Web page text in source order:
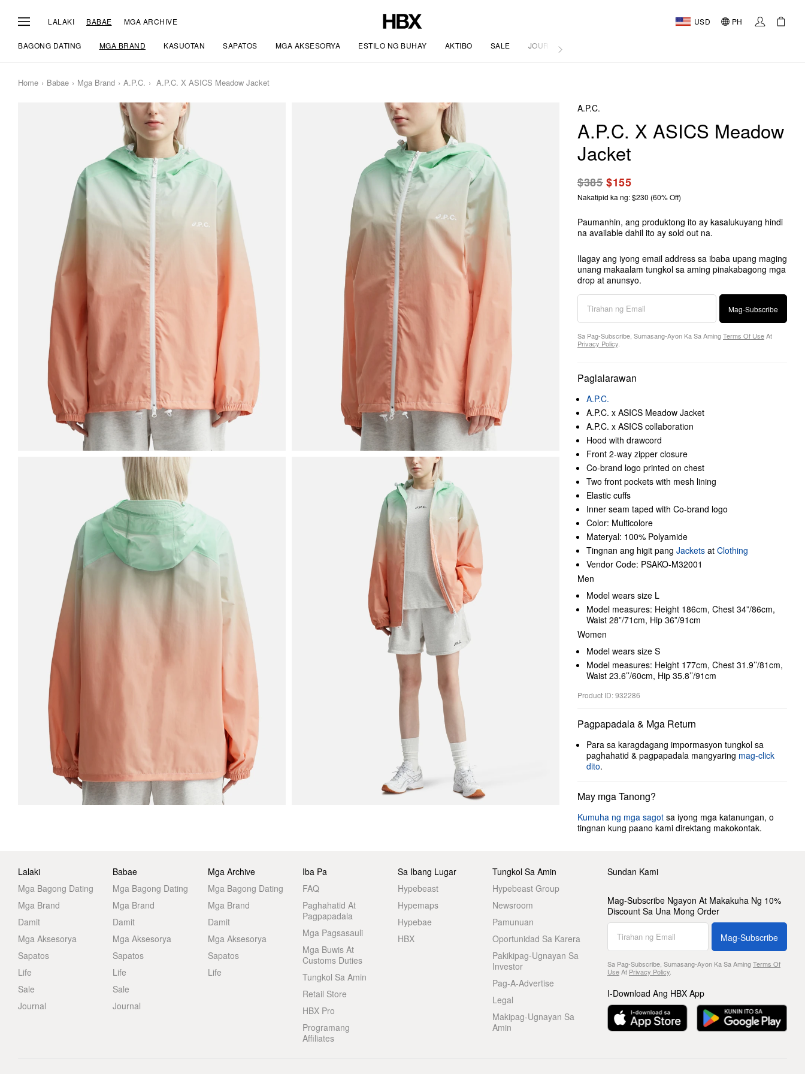
LALAKI BABAE MGA ARCHIVE USD PH
BAGONG DATING MGA BRAND KASUOTAN SAPATOS MGA AKSESORYA ESTILO NG BUHAY AKTIBO SALE JOURNAL
Home Babae Mga Brand A.P.C. A.P.C. X ASICS Meadow Jacket
A.P.C.
A.P.C. X ASICS Meadow
Jacket
$385$155
Nakatipid ka ng: $230 (60% Off)
Paumanhin, ang produktong ito ay kasalukuyang hindi
na available dahil ito ay sold out na.
Ilagay ang iyong email address sa ibaba upang maging
unang makaalam tungkol sa aming pinakabagong mga
drop at anunsyo.
Mag-Subscribe
Sa Pag-Subscribe, Sumasang-Ayon Ka Sa AmingTerms Of UseAt
Privacy Policy
Paglalarawan
A.P.C.
A.P.C. x ASICS Meadow Jacket
A.P.C. x ASICS collaboration
Hood with drawcord
Front 2-way zipper closure
Co-brand logo printed on chest
Two front pockets with mesh lining
Elastic cuffs
Inner seam taped with Co-brand logo
Color: Multicolore
Materyal: 100% Polyamide
Tingnan ang higit pang Jackets at Clothing
Vendor Code: PSAKO-M32001
Men
Model wears size L
Model measures: Height 186cm, Chest 34”/86cm,
Waist 28”/71cm, Hip 36”/91cm
Women
Model wears size S
Model measures: Height 177cm, Chest 31.9’’/81cm,
Waist 23.6’’/60cm, Hip 35.8’’/91cm
Product ID: 932286
Pagpapadala & Mga Return
Para sa karagdagang impormasyon tungkol sa
paghahatid & pagpapadala mangyaring mag-click
dito.
May mga Tanong?
Kumuha ng mga sagot sa iyong mga katanungan, o
tingnan kung paano kami direktang makokontak.
Lalaki
Mga Bagong Dating
Mga Brand
Damit
Mga Aksesorya
Sapatos
Life
Sale
Journal
Babae
Mga Bagong Dating
Mga Brand
Damit
Mga Aksesorya
Sapatos
Life
Sale
Journal
Mga Archive
Mga Bagong Dating
Mga Brand
Damit
Mga Aksesorya
Sapatos
Life
Iba Pa
FAQ
Paghahatid At
Pagpapadala
Mga Pagsasauli
Mga Buwis At
Customs Duties
Tungkol Sa Amin
Retail Store
HBX Pro
Programang
Affiliates
Sa Ibang Lugar
Hypebeast
Hypemaps
Hypebae
HBX
Tungkol Sa Amin
Hypebeast Group
Newsroom
Pamunuan
Oportunidad Sa Karera
Pakikipag-Ugnayan Sa
Investor
Pag-A-Advertise
Legal
Makipag-Ugnayan Sa
Amin
Sundan Kami
Mag-Subscribe Ngayon At Makakuha Ng 10%
Discount Sa Una Mong Order
Mag-Subscribe
Sa Pag-Subscribe, Sumasang-Ayon Ka Sa AmingTerms Of
UseAt Privacy Policy.
I-Download Ang HBX App